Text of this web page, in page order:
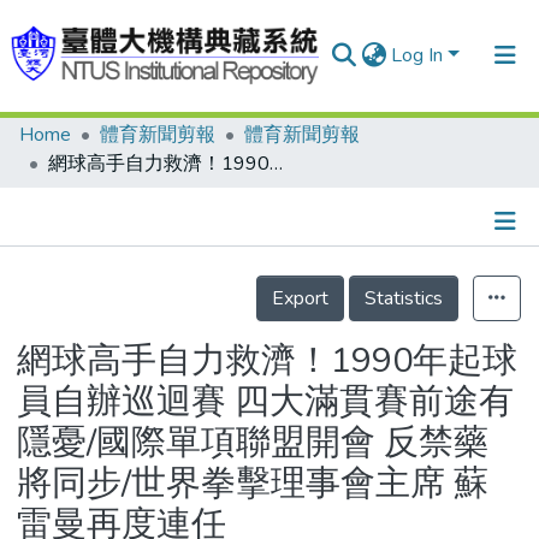
Log In
Communities & Collections
Statistics
Home 體育新聞剪報
體育新聞剪報
網球高手自力救濟！1990年起球員自辦巡迴賽 四大滿貫賽前途有隱憂/國際單項聯盟開會 反禁藥 將同步/世界拳擊理事會主席 蘇雷曼再度連任
Details
Export
Statistics
網球高手自力救濟！1990年起球
員自辦巡迴賽 四大滿貫賽前途有
隱憂/國際單項聯盟開會 反禁藥
將同步/世界拳擊理事會主席 蘇
雷曼再度連任